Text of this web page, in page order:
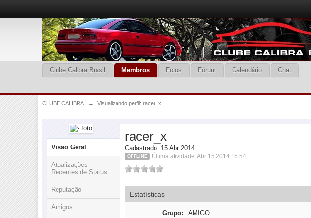
Clube Calibra Brasil Membros Fotos Fórum Calendário Chat
CLUBE CALIBRA → Visualizando perfil: racer_x
Visão Geral
Atualizações
Recentes de Status
Reputação
Amigos
racer_x
Cadastrado: 15 Abr 2014
OFFLINE Última atividade: Abr 15 2014 15:54
Estatísticas
Grupo:
AMIGO